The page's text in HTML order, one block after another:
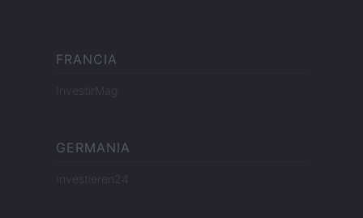
FRANCIA
InvestirMag
GERMANIA
Investieren24